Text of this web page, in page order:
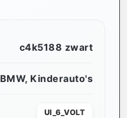
c4k5188 zwart
BMW, Kinderauto's
UI_6_VOLT